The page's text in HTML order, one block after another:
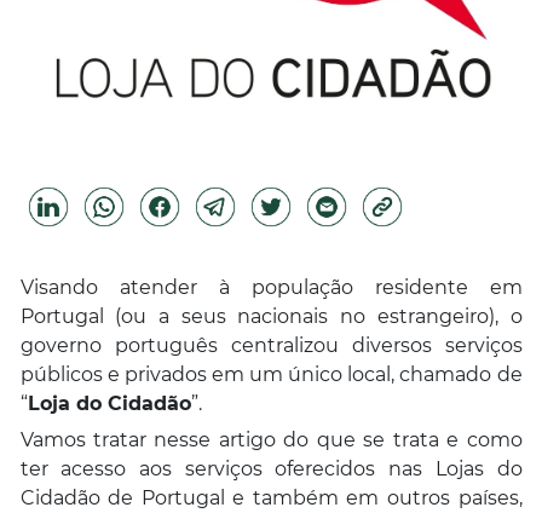
Visando atender à população residente em
Portugal (ou a seus nacionais no estrangeiro), o
governo português centralizou diversos serviços
públicos e privados em um único local, chamado de
“Loja do Cidadão”.
Vamos tratar nesse artigo do que se trata e como
ter acesso aos serviços oferecidos nas Lojas do
Cidadão de Portugal e também em outros países,